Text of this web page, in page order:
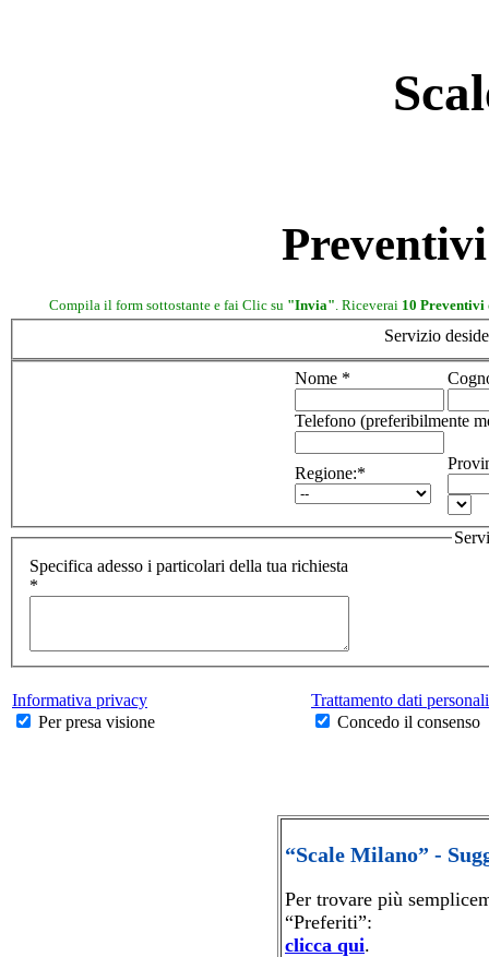
Compila il form sottostante e fai Clic su "Invia" . Riceverai 10
Servizio
Nome *
Telefono (preferibilmente
Regione:*
Specifica adesso i particolari della tua richiesta
*
Informativa privacy
Per presa visione
Trattamento dati personali
Concedo il consenso
“Scale Milano” -
Per trovare più
“Preferiti”:
clicca qui.